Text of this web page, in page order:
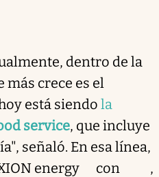
dentro de la
más crece es el
está siendo la
service, que incluye
señaló. En esa línea,
AXION energy con ,